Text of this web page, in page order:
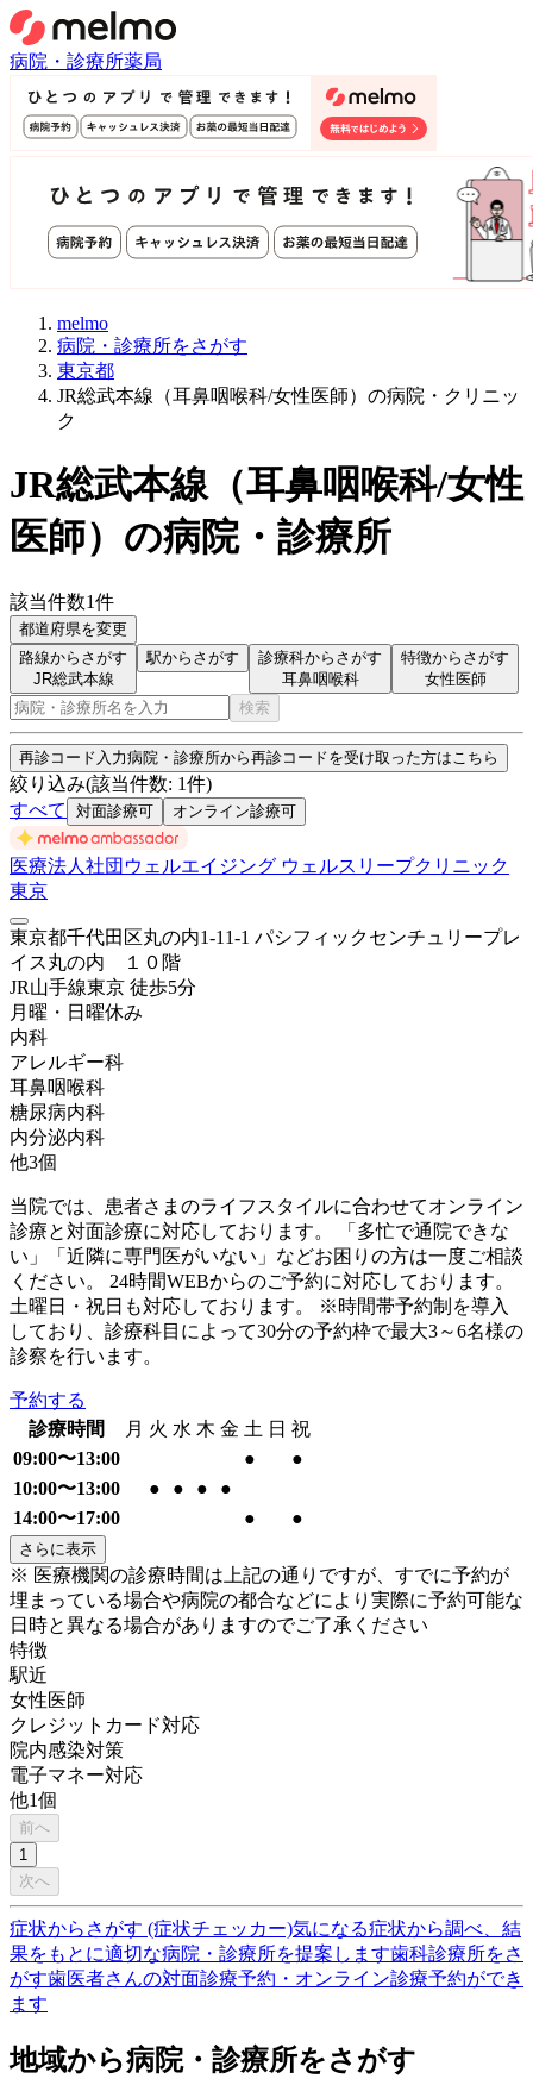
病院・診療所薬局
melmo
病院・診療所をさがす
東京都
JR総武本線（耳鼻咽喉科/女性医師）の病院・クリニッ
ク
JR総武本線（耳鼻咽喉科/女性
医師） の病院・診療所
該当件数1件
都道府県を変更
路線からさがす
JR総武本線
駅からさがす
診療科からさがす
耳鼻咽喉科
特徴からさがす
女性医師
検索
再診コード入力病院・診療所から再診コードを受け取った方はこちら
絞り込み(該当件数: 1件)
すべて
対面診療可 オンライン診療可
医療法人社団ウェルエイジング ウェルスリープクリニック
東京
東京都千代田区丸の内1-11-1 パシフィックセンチュリープレ
イス丸の内 １０階
JR山手線東京 徒歩5分
月曜・日曜休み
内科
アレルギー科
耳鼻咽喉科
糖尿病内科
内分泌内科
他3個
当院では、患者さまのライフスタイルに合わせてオンライン
診療と対面診療に対応しております。 「多忙で通院できな
い」「近隣に専門医がいない」などお困りの方は一度ご相談
ください。 24時間WEBからのご予約に対応しております。
土曜日・祝日も対応しております。 ※時間帯予約制を導入
しており、診療科目によって30分の予約枠で最大3～6名様の
診察を行います。
予約する
診療時間
月 火 水 木 金 土 日 祝
09:00〜13:00
●
●
10:00〜13:00
● ● ●
●
14:00〜17:00
● ●
さらに表示
※ 医療機関の診療時間は上記の通りですが、すでに予約が
埋まっている場合や病院の都合などにより実際に予約可能な
日時と異なる場合がありますのでご了承ください
特徴
駅近
女性医師
クレジットカード対応
院内感染対策
電子マネー対応
他1個
前へ
1
次へ
症状からさがす (症状チェッカー)気になる症状から調べ、結
果をもとに適切な病院・診療所を提案します歯科診療所をさ
がす歯医者さんの対面診療予約・オンライン診療予約ができ
ます
地域から病院・診療所をさがす